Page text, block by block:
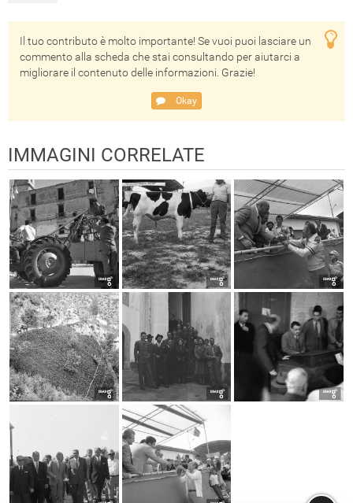
Il tuo contributo è molto importante! Se vuoi puoi lasciare un
commento alla scheda che stai consultando per aiutarci a
migliorare il contenuto delle informazioni. Grazie!
Okay
IMMAGINI CORRELATE